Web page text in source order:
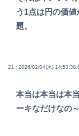
う1点は円の価
題。
21 : 2026/02/04(水)
本当は本当は本
ーキなだけなの